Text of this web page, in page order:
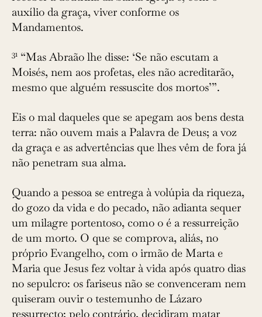
auxílio da graça, viver conforme os
Mandamentos.
31 “Mas Abraão lhe disse: ‘Se não escutam a
Moisés, nem aos profetas, eles não acreditarão,
mesmo que alguém ressuscite dos mortos’”.
Eis o mal daqueles que se apegam aos bens desta
terra: não ouvem mais a Palavra de Deus; a voz
da graça e as advertências que lhes vêm de fora já
não penetram sua alma.
Quando a pessoa se entrega à volúpia da riqueza,
do gozo da vida e do pecado, não adianta sequer
um milagre portentoso, como o é a ressurreição
de um morto. O que se comprova, aliás, no
próprio Evangelho, com o irmão de Marta e
Maria que Jesus fez voltar à vida após quatro dias
no sepulcro: os fariseus não se convenceram nem
quiseram ouvir o testemunho de Lázaro
ressurrecto; pelo contrário, decidiram matar